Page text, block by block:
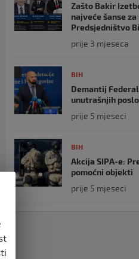
Zašto Bakir
najveće šanse
Predsjedništvo
prije 3 mjeseca
BIH
Demantij
unutrašnjih
prije 5 mjeseci
BIH
Akcija SIPA-e:
pomoćni objekti
prije 5 mjeseci